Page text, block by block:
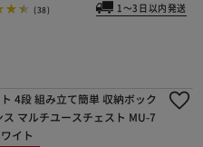
(38) 1～3日以内発送
4段 組み立て簡単 収納ボック
ス マルチユースチェスト MU-7
イト